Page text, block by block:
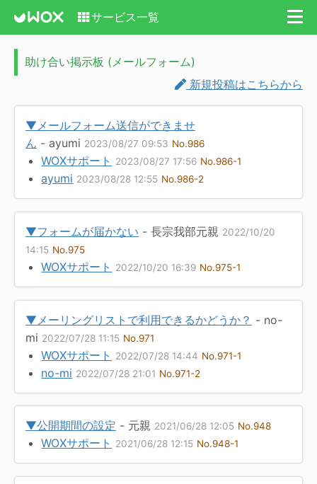
サービス一覧
助け合い掲示板 (メールフォーム)
新規投稿はこちらから
▼メールフォーム送信ができませ
ん - ayumi 2023/08/27 09:53 No.986
WOXサポート 2023/08/27 17:56 No.986-1
ayumi 2023/08/28 12:55 No.986-2
▼フォームが届かない - 長宗我部元親 2022/10/20
14:15 No.975
WOXサポート 2022/10/20 16:39 No.975-1
▼メーリングリストで利用できるかどうか？ - no-
mi 2022/07/28 11:15 No.971
WOXサポート 2022/07/28 14:44 No.971-1
no-mi 2022/07/28 21:01 No.971-2
▼公開期間の設定 - 元親 2021/06/28 12:05 No.948
WOXサポート 2021/06/28 12:15 No.948-1